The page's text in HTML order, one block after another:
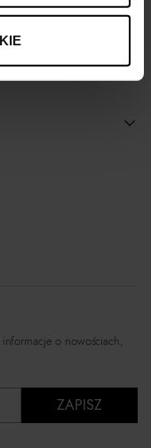
o nowościach,
ZAPISZ